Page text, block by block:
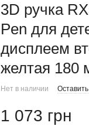
3D ручка
Pen для
дисплеем
желтая 180
Нет в наличии
1 073 грн